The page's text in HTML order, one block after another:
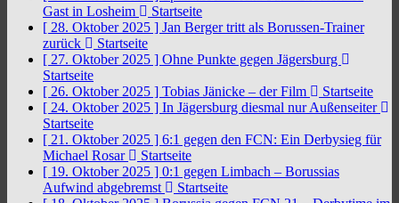
Gast in Losheim
Startseite
[ 28. Oktober 2025 ] Jan Berger tritt als Borussen-Trainer
zurück
Startseite
[ 27. Oktober 2025 ] Ohne Punkte gegen Jägersburg
Startseite
[ 26. Oktober 2025 ] Tobias Jänicke – der Film
Startseite
[ 24. Oktober 2025 ] In Jägersburg diesmal nur Außenseiter
Startseite
[ 21. Oktober 2025 ] 6:1 gegen den FCN: Ein Derbysieg für
Michael Rosar
Startseite
[ 19. Oktober 2025 ] 0:1 gegen Limbach – Borussias
Aufwind abgebremst
Startseite